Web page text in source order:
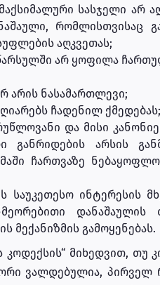
სასჯელი არ
რომლისთვისაც
აღკვეთას;
არ ყოფილა
არის ნასამართლევი;
ჩადენილ ქმედებას;
და მისი
არსის
ჩართვაზე
ინტერესის
დანაშაულის
მექანიზმის გამოყენებას.
მიხედვით, თუ
ვალდებულია, პირველ